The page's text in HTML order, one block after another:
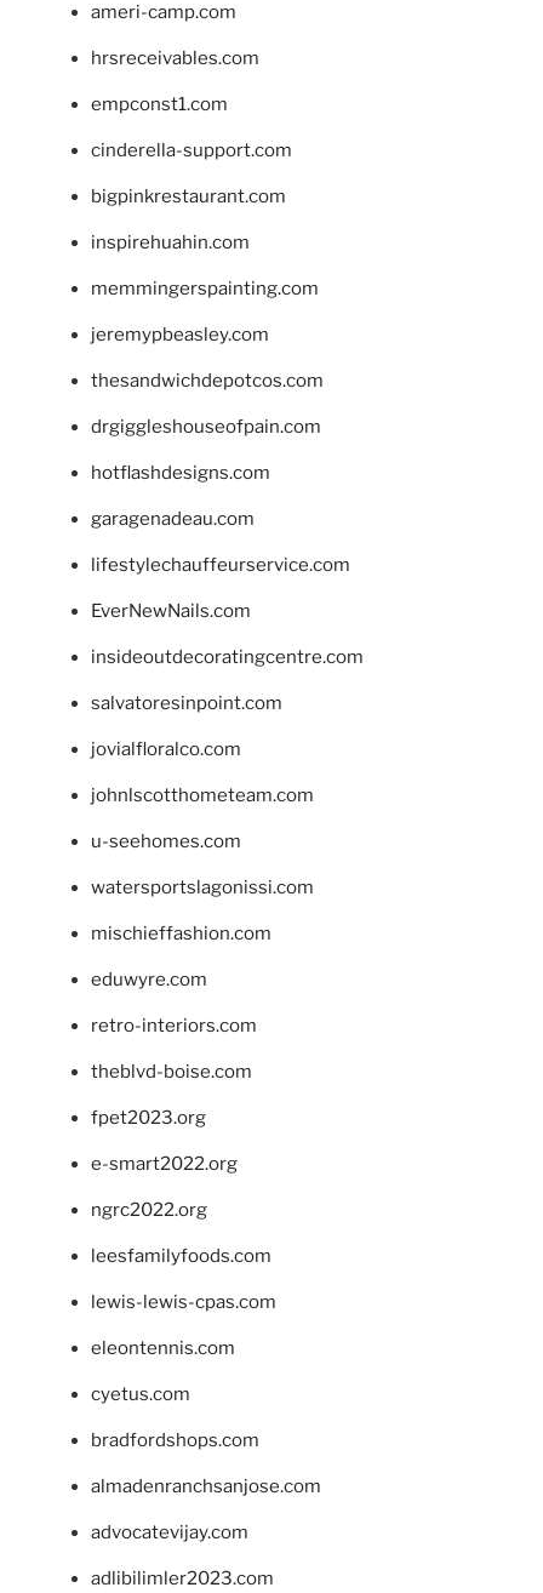
ameri-camp.com
hrsreceivables.com
empconst1.com
cinderella-support.com
bigpinkrestaurant.com
inspirehuahin.com
memmingerspainting.com
jeremypbeasley.com
thesandwichdepotcos.com
drgiggleshouseofpain.com
hotflashdesigns.com
garagenadeau.com
lifestylechauffeurservice.com
EverNewNails.com
insideoutdecoratingcentre.com
salvatoresinpoint.com
jovialfloralco.com
johnlscotthometeam.com
u-seehomes.com
watersportslagonissi.com
mischieffashion.com
eduwyre.com
retro-interiors.com
theblvd-boise.com
fpet2023.org
e-smart2022.org
ngrc2022.org
leesfamilyfoods.com
lewis-lewis-cpas.com
eleontennis.com
cyetus.com
bradfordshops.com
almadenranchsanjose.com
advocatevijay.com
adlibilimler2023.com